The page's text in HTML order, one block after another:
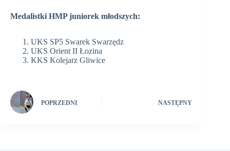
Medalistki HMP juniorek młodszych:
UKS SP5 Swarek Swarzędz
UKS Orient II Łozina
KKS Kolejarz Gliwice
POPRZEDNI NASTĘPNY